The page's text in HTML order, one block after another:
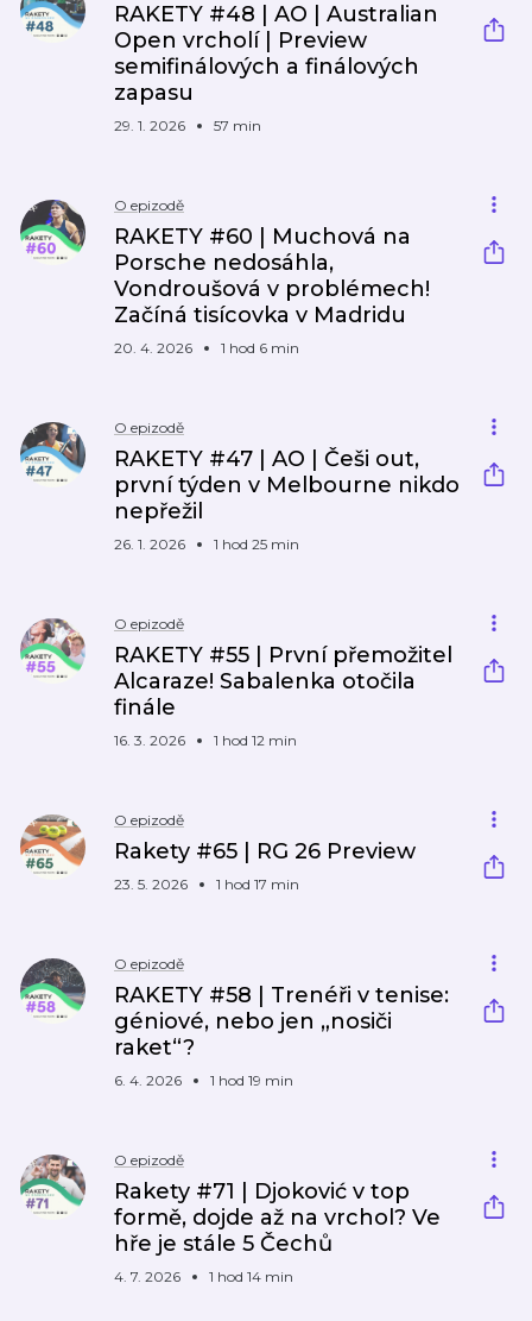
RAKETY #48 | AO | Australian
Open vrcholí | Preview
semifinálových a finálových
zapasu
29. 1. 2026 57 min
O epizodě
RAKETY #60 | Muchová na
Porsche nedosáhla,
Vondroušová v problémech!
Začíná tisícovka v Madridu
20. 4. 2026 1 hod 6 min
O epizodě
RAKETY #47 | AO | Češi out,
první týden v Melbourne nikdo
nepřežil
26. 1. 2026 1 hod 25 min
O epizodě
RAKETY #55 | První přemožitel
Alcaraze! Sabalenka otočila
finále
16. 3. 2026 1 hod 12 min
O epizodě
Rakety #65 | RG 26 Preview
23. 5. 2026 1 hod 17 min
O epizodě
RAKETY #58 | Trenéři v tenise:
géniové, nebo jen „nosiči
raket“?
6. 4. 2026 1 hod 19 min
O epizodě
Rakety #71 | Djoković v top
formě, dojde až na vrchol? Ve
hře je stále 5 Čechů
4. 7. 2026 1 hod 14 min